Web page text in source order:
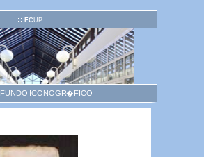
FCUP
FUNDO ICONOGR�FICO